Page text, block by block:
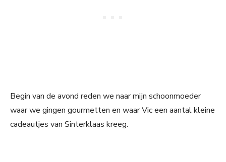
Begin van de avond reden we naar mijn schoonmoeder
waar we gingen gourmetten en waar Vic een aantal kleine
cadeautjes van Sinterklaas kreeg.